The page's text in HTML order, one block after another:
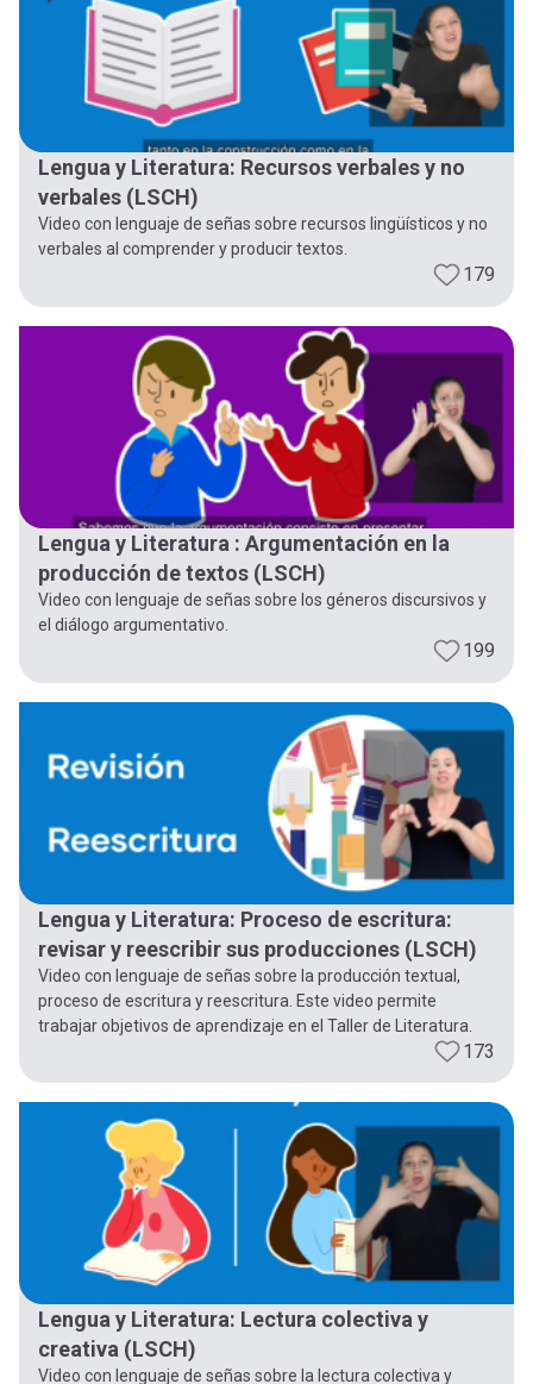
Lengua y Literatura: Recursos verbales y no
verbales (LSCH)
Video con lenguaje de señas sobre recursos lingüísticos y no
verbales al comprender y producir textos.
179
Lengua y Literatura : Argumentación en la
producción de textos (LSCH)
Video con lenguaje de señas sobre los géneros discursivos y
el diálogo argumentativo.
199
Lengua y Literatura: Proceso de escritura:
revisar y reescribir sus producciones (LSCH)
Video con lenguaje de señas sobre la producción textual,
proceso de escritura y reescritura. Este video permite
trabajar objetivos de aprendizaje en el Taller de Literatura.
173
Lengua y Literatura: Lectura colectiva y
creativa (LSCH)
Video con lenguaje de señas sobre la lectura colectiva y